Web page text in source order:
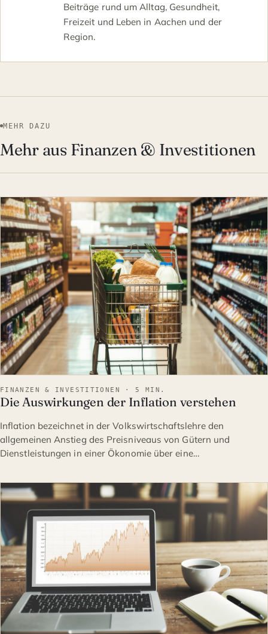
Beiträge rund um Alltag, Gesundheit,
Freizeit und Leben in Aachen und der
Region.
MEHR DAZU
Mehr aus Finanzen & Investitionen
FINANZEN & INVESTITION
FINANZEN & INVESTITIONEN · 5 MIN.
Die Auswirkungen der Inflation verstehen
Inflation bezeichnet in der Volkswirtschaftslehre den
allgemeinen Anstieg des Preisniveaus von Gütern und
Dienstleistungen in einer Ökonomie über eine…
FINANZEN & INVESTITION